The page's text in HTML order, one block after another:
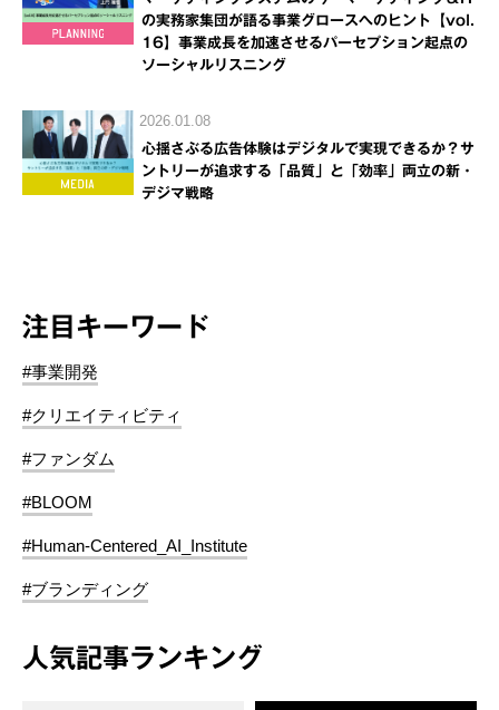
の実務家集団が語る事業グロースへのヒント【vol.
16】事業成長を加速させるパーセプション起点の
ソーシャルリスニング
2026.01.08
心揺さぶる広告体験はデジタルで実現できるか？サ
ントリーが追求する「品質」と「効率」両立の新・
デジマ戦略
注目キーワード
#事業開発
#クリエイティビティ
#ファンダム
#BLOOM
#Human-Centered_AI_Institute
#ブランディング
人気記事ランキング